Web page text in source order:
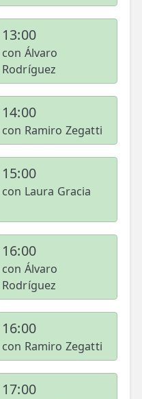
13:00
con Álvaro
Rodríguez
14:00
con Ramiro Zegatti
15:00
con Laura Gracia
16:00
con Álvaro
Rodríguez
16:00
con Ramiro Zegatti
17:00